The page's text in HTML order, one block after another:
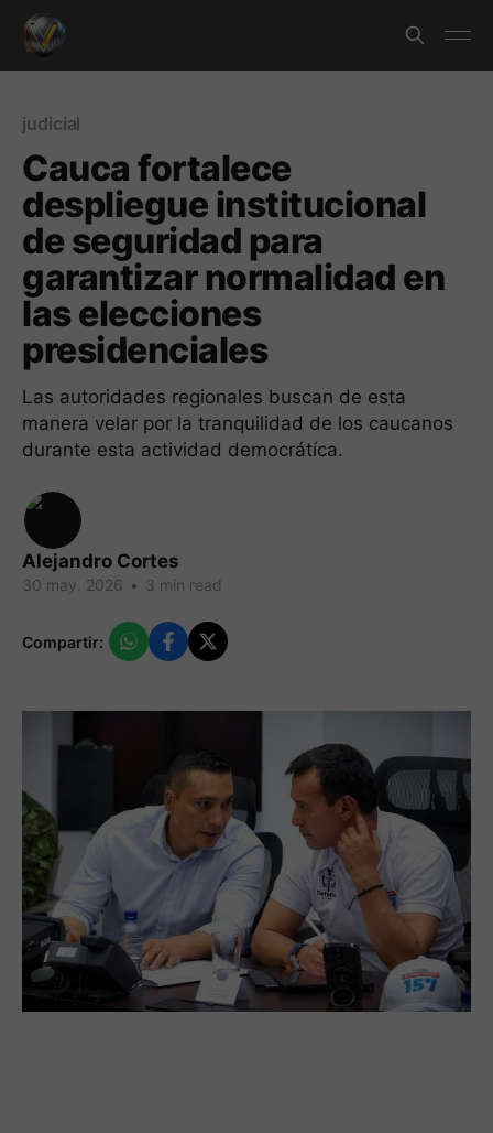
judicial
Cauca fortalece
despliegue institucional
de seguridad para
garantizar normalidad en
las elecciones
presidenciales
Las autoridades regionales buscan de esta
manera velar por la tranquilidad de los caucanos
durante esta actividad democrátíca.
Alejandro Cortes
30 may. 2026 • 3 min read
Compartir: